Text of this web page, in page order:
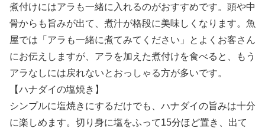
煮付けにはアラも一緒に入れるのがおすすめです。頭や中
骨からも旨みが出て、煮汁が格段に美味しくなります。魚
屋では「アラも一緒に煮てみてください」とよくお客さん
にお伝えしますが、アラを加えた煮付けを食べると、もう
アラなしには戻れないとおっしゃる方が多いです。
【ハナダイの塩焼き】
シンプルに塩焼きにするだけでも、ハナダイの旨みは十分
に楽しめます。切り身に塩をふって15分ほど置き、出て